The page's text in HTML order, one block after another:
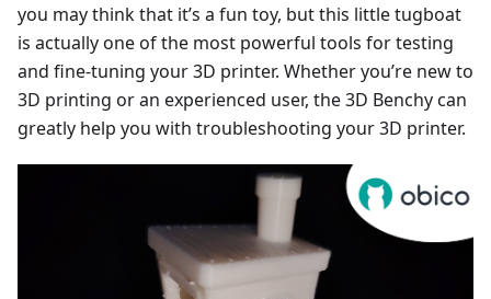
you may think that it’s a fun toy, but this little tugboat
is actually one of the most powerful tools for testing
and fine-tuning your 3D printer. Whether you’re new to
3D printing or an experienced user, the 3D Benchy can
greatly help you with troubleshooting your 3D printer.